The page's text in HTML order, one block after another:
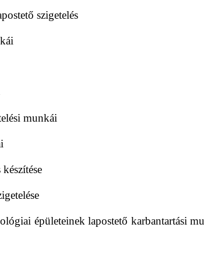
szigetelés
munkái
épületeinek lapostető karbantartási